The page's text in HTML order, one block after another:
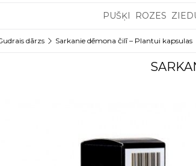
PUŠĶI ROZES
dārzs Sarkanie dēmona čilī – Plantui kapsulas